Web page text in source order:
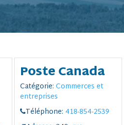
Poste Canada
Catégorie: Commerces et
entreprises
Téléphone: 418-854-2539